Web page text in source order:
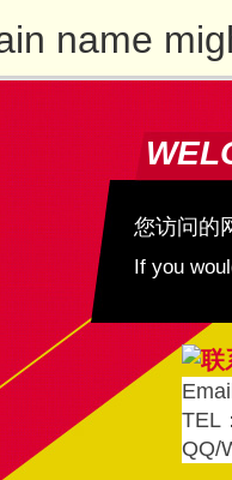
name
您访问的
If you
TEL
QQ/